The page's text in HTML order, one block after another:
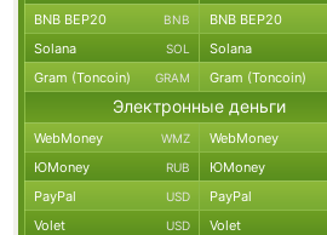
BNB BEP20 BNB BNB BEP20
Solana SOL Solana
Gram (Toncoin) GRAM Gram (Toncoin)
Электронные деньги
WebMoney WMZ WebMoney
ЮMoney RUB ЮMoney
PayPal USD PayPal
Volet USD Volet